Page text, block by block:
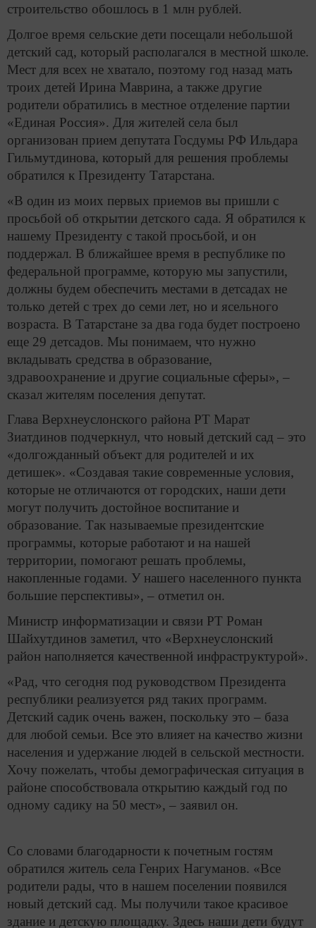
строительство обошлось в 1 млн рублей.
Долгое время сельские дети посещали небольшой
детский сад, который располагался в местной школе.
Мест для всех не хватало, поэтому год назад мать
троих детей Ирина Маврина, а также другие
родители обратились в местное отделение партии
«Единая Россия». Для жителей села был
организован прием депутата Госдумы РФ Ильдара
Гильмутдинова, который для решения проблемы
обратился к Президенту Татарстана.
«В один из моих первых приемов вы пришли с
просьбой об открытии детского сада. Я обратился к
нашему Президенту с такой просьбой, и он
поддержал. В ближайшее время в республике по
федеральной программе, которую мы запустили,
должны будем обеспечить местами в детсадах не
только детей с трех до семи лет, но и ясельного
возраста. В Татарстане за два года будет построено
еще 29 детсадов. Мы понимаем, что нужно
вкладывать средства в образование,
здравоохранение и другие социальные сферы», –
сказал жителям поселения депутат.
Глава Верхнеуслонского района РТ Марат
Зиатдинов подчеркнул, что новый детский сад – это
«долгожданный объект для родителей и их
детишек». «Создавая такие современные условия,
которые не отличаются от городских, наши дети
могут получить достойное воспитание и
образование. Так называемые президентские
программы, которые работают и на нашей
территории, помогают решать проблемы,
накопленные годами. У нашего населенного пункта
большие перспективы», – отметил он.
Министр информатизации и связи РТ Роман
Шайхутдинов заметил, что «Верхнеуслонский
район наполняется качественной инфраструктурой».
«Рад, что сегодня под руководством Президента
республики реализуется ряд таких программ.
Детский садик очень важен, поскольку это – база
для любой семьи. Все это влияет на качество жизни
населения и удержание людей в сельской местности.
Хочу пожелать, чтобы демографическая ситуация в
районе способствовала открытию каждый год по
одному садику на 50 мест», – заявил он.
Со словами благодарности к почетным гостям
обратился житель села Генрих Нагуманов. «Все
родители рады, что в нашем поселении появился
новый детский сад. Мы получили такое красивое
здание и детскую площадку. Здесь наши дети будут